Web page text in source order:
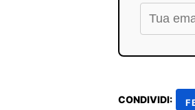
CONDIVIDI: